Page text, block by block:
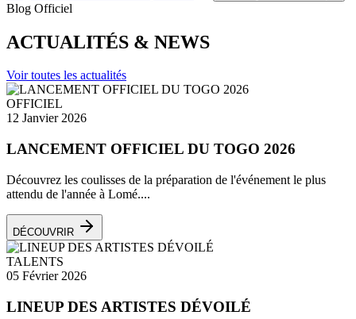
Blog Officiel
ACTUALITÉS & NEWS
Voir toutes les actualités
OFFICIEL
12 Janvier 2026
LANCEMENT OFFICIEL DU TOGO 2026
Découvrez les coulisses de la préparation de l'événement le plus
attendu de l'année à Lomé....
DÉCOUVRIR
TALENTS
05 Février 2026
LINEUP DES ARTISTES DÉVOILÉ